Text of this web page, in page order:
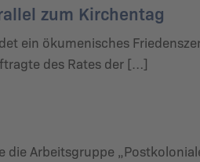
zum Kirchentag
ein ökumenisches
des Rates der […]
die Arbeitsgruppe